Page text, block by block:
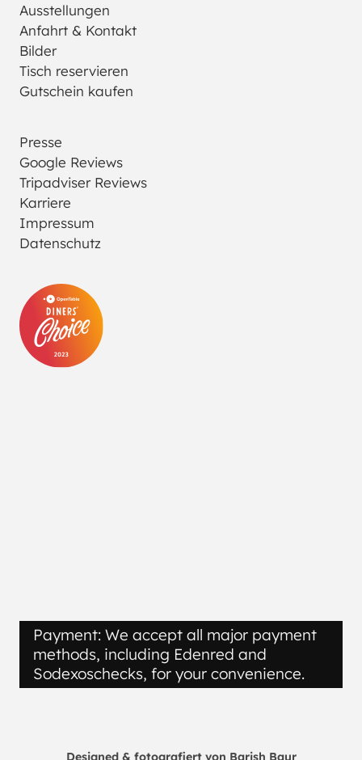
Ausstellungen
Anfahrt & Kontakt
Bilder
Tisch reservieren
Gutschein kaufen
Presse
Google Reviews
Tripadviser Reviews
Karriere
Impressum
Datenschutz
Payment: We accept all major payment
methods, including Edenred and
Sodexoschecks, for your convenience.
Designed & fotografiert von Barish Baur